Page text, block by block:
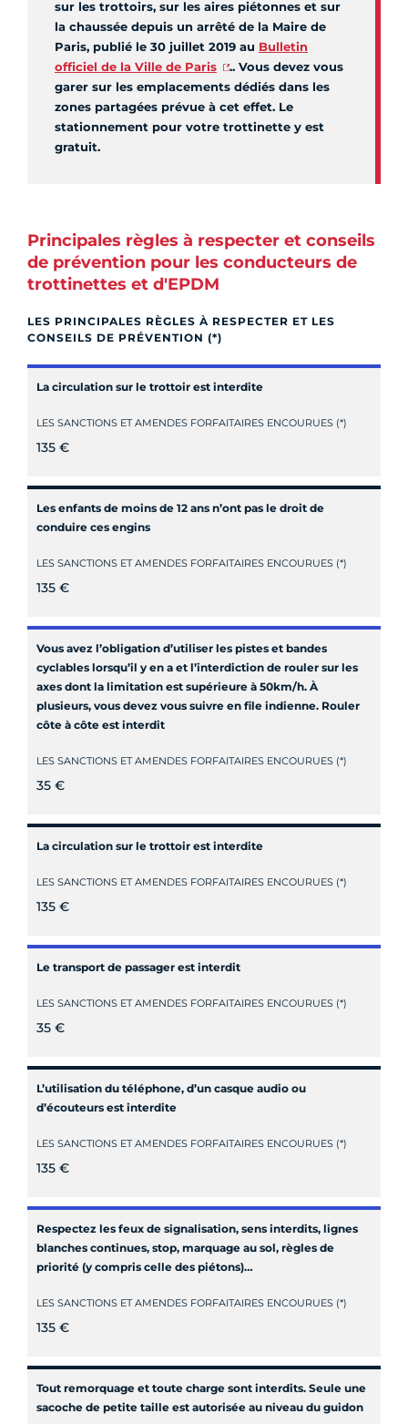
sur les trottoirs, sur les aires piétonnes et sur
la chaussée depuis un arrêté de la Maire de
Paris, publié le 30 juillet 2019 au Bulletin
officiel de la Ville de Paris
.. Vous devez vous
garer sur les emplacements dédiés dans les
zones partagées prévue à cet effet. Le
stationnement pour votre trottinette y est
gratuit.
Principales règles à respecter et conseils
de prévention pour les conducteurs de
trottinettes et d'EPDM
LES PRINCIPALES RÈGLES À RESPECTER ET LES
CONSEILS DE PRÉVENTION (*)
La circulation sur le trottoir est interdite
LES SANCTIONS ET AMENDES FORFAITAIRES ENCOURUES (*)
135 €
Les enfants de moins de 12 ans n’ont pas le droit de
conduire ces engins
LES SANCTIONS ET AMENDES FORFAITAIRES ENCOURUES (*)
135 €
Vous avez l’obligation d’utiliser les pistes et bandes
cyclables lorsqu’il y en a et l’interdiction de rouler sur les
axes dont la limitation est supérieure à 50km/h. À
plusieurs, vous devez vous suivre en file indienne. Rouler
côte à côte est interdit
LES SANCTIONS ET AMENDES FORFAITAIRES ENCOURUES (*)
35 €
La circulation sur le trottoir est interdite
LES SANCTIONS ET AMENDES FORFAITAIRES ENCOURUES (*)
135 €
Le transport de passager est interdit
LES SANCTIONS ET AMENDES FORFAITAIRES ENCOURUES (*)
35 €
L’utilisation du téléphone, d’un casque audio ou
d’écouteurs est interdite
LES SANCTIONS ET AMENDES FORFAITAIRES ENCOURUES (*)
135 €
Respectez les feux de signalisation, sens interdits, lignes
blanches continues, stop, marquage au sol, règles de
priorité (y compris celle des piétons)…
LES SANCTIONS ET AMENDES FORFAITAIRES ENCOURUES (*)
135 €
Tout remorquage et toute charge sont interdits. Seule une
sacoche de petite taille est autorisée au niveau du guidon